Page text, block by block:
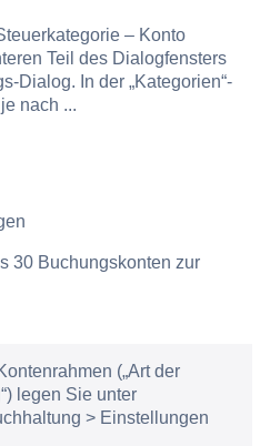
– Konto
Teil des Dialogfensters
Dialog. In der „Kategorien“-
nach ...
30 Buchungskonten zur
(„Art der
legen Sie unter
> Einstellungen